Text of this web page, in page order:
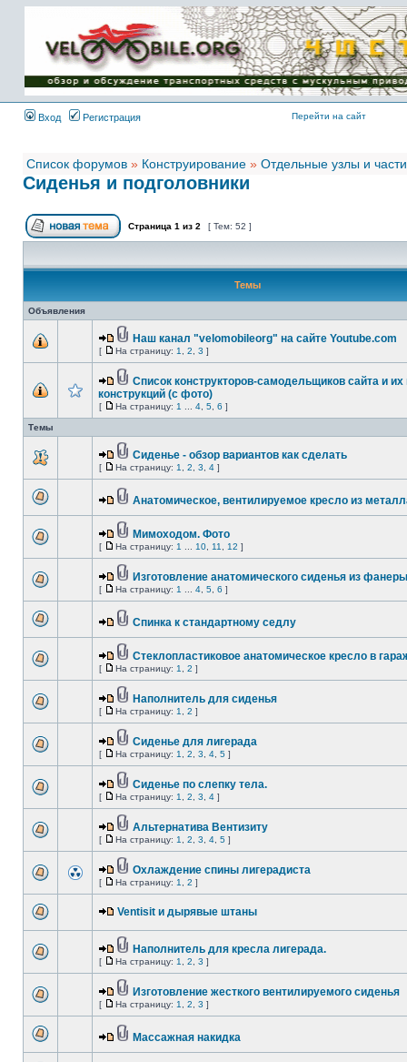
Имя пользователя:
Пароль:
{ LOG_ME_IN_SHORT
}
Вход
Регистрация Перейти на сайт
Список форумов » Конструирование » Отдельные узлы и
Сиденья и подголовники
Страница 1 из 2 [ Тем: 52 ]
Темы
Объявления
Наш канал "velomobileorg" на сайте Youtube.com
[ На страницу: 1 2 3 ]
Список конструкторов-самодельщиков сайта и их
конструкций (с фото)
[ На страницу: 1 4 5 6 ]
Темы
Сиденье - обзор вариантов как сделать
[ На страницу: 1 2 3 4 ]
Анатомическое, вентилируемое кресло из
Мимоходом. Фото
[ На страницу: 1 10 11 12 ]
Изготовление анатомического сиденья из
[ На страницу: 1 4 5 6 ]
Спинка к стандартному седлу
Стеклопластиковое анатомическое кресло в
[ На страницу: 1 2 ]
Наполнитель для сиденья
[ На страницу: 1 2 ]
Сиденье для лигерада
[ На страницу: 1 2 3 4 5 ]
Сиденье по слепку тела.
[ На страницу: 1 2 3 4 ]
Альтернатива Вентизиту
[ На страницу: 1 2 3 4 5 ]
Охлаждение спины лигерадиста
[ На страницу: 1 2 ]
Ventisit и дырявые штаны
Наполнитель для кресла лигерада.
[ На страницу: 1 2 3 ]
Изготовление жесткого вентилируемого сиденья
[ На страницу: 1 2 3 ]
Массажная накидка